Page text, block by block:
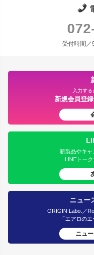
受付時間／
入力する
新規会員登
新製品やキャ
LINEトー
ニュー
ORIGIN Labo.／
「エアロの
ニュ